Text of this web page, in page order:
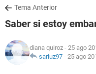
SALUD
NUTRICIÓN
Tema Anterior
Saber si estoy
diana quiroz - 25 ago
sariuz97 - 25 ago